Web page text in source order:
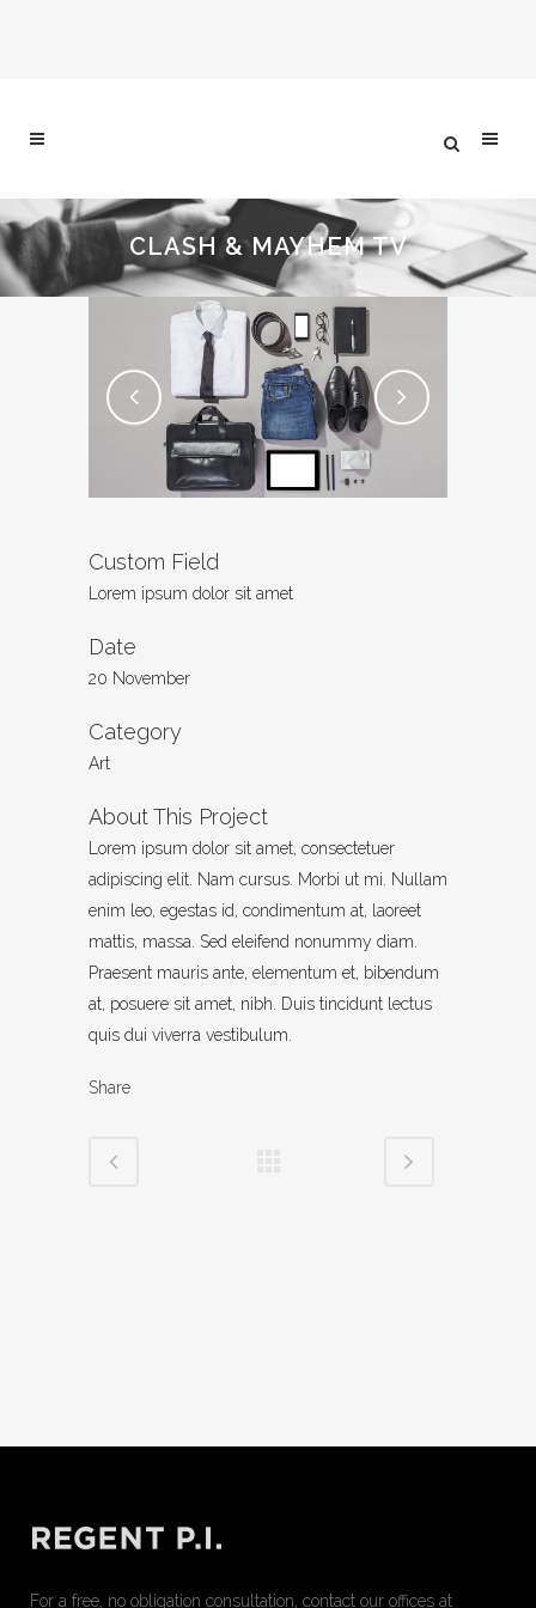
CLASH & MAYHEM TV
Custom Field
Lorem ipsum dolor sit amet
Date
20 November
Category
Art
About This Project
Lorem ipsum dolor sit amet, consectetuer
adipiscing elit. Nam cursus. Morbi ut mi. Nullam
enim leo, egestas id, condimentum at, laoreet
mattis, massa. Sed eleifend nonummy diam.
Praesent mauris ante, elementum et, bibendum
at, posuere sit amet, nibh. Duis tincidunt lectus
quis dui viverra vestibulum.
Share
For a free, no obligation consultation, contact our offices at